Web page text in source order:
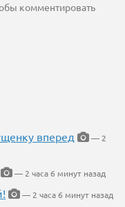
комментировать
вперед
— 2
— 2 часа 6 минут назад
— 2 часа 6 минут назад